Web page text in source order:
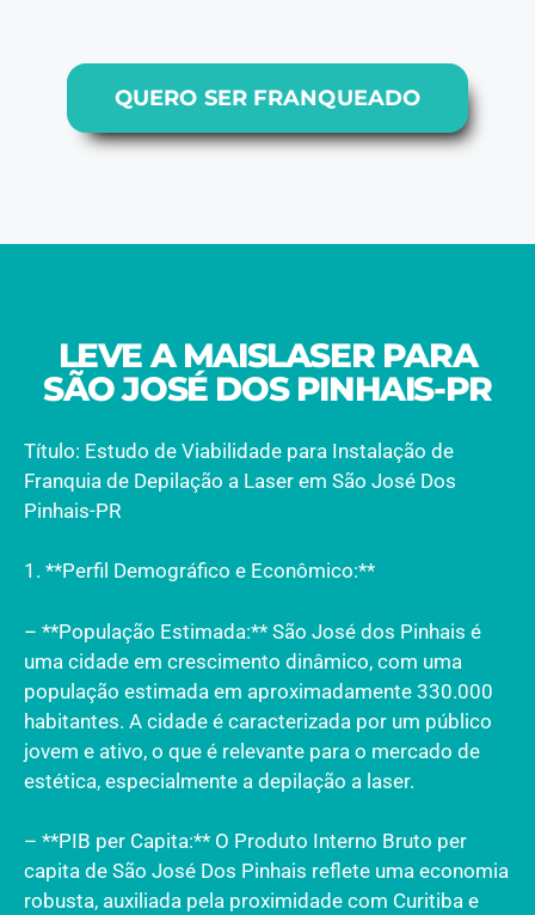
QUERO SER FRANQUEADO
LEVE A MAISLASER PARA
SÃO JOSÉ DOS PINHAIS-PR
Título: Estudo de Viabilidade para Instalação de
Franquia de Depilação a Laser em São José Dos
Pinhais-PR
1. **Perfil Demográfico e Econômico:**
– **População Estimada:** São José dos Pinhais é
uma cidade em crescimento dinâmico, com uma
população estimada em aproximadamente 330.000
habitantes. A cidade é caracterizada por um público
jovem e ativo, o que é relevante para o mercado de
estética, especialmente a depilação a laser.
– **PIB per Capita:** O Produto Interno Bruto per
capita de São José Dos Pinhais reflete uma economia
robusta, auxiliada pela proximidade com Curitiba e